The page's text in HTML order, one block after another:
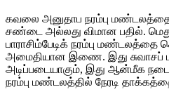
கவலை அனுதாப நரம்பு மண்டலத்தை
சண்டை அல்லது விமான பதில்.
பாராசிம்பேடிக் நரம்பு மண்டலத்தை
அமைதியான இணை. இது சுவாசப்
அடிப்படையாகும், இது ஆன்மீக
நரம்பு மண்டலத்தில் நேரடி